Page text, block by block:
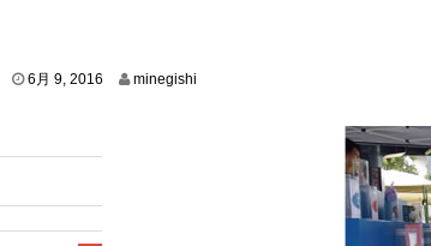
6月 9, 2016 minegishi